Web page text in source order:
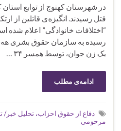
در شهرستان کهنوج از توابع
قتل رسیدند. انگیزه‌ی قاتلین از
“اختلافات خانوادگی” اعلام
رسیده به سازمان حقوق بشری
یک زن جوان، توسط همسر ٣۴ …
ادامه‌ی مطلب
دفاع از حقوق احزاب، تحلیل
مرحومی